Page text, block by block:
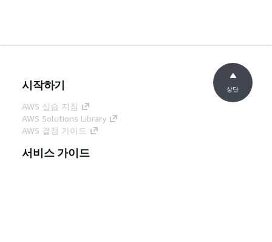
ZooKeeper -
-
3.4.9
시작하기
AWS 실습 지침
AWS Solutions Library
AWS 결정 가이드
서비스 가이드
상단